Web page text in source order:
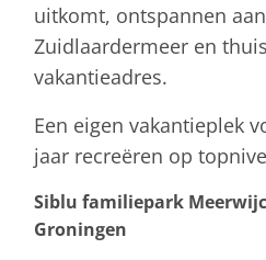
uitkomt, ontspannen
Zuidlaardermeer en
vakantieadres.
Een eigen vakantieplek
jaar recreëren op
Siblu familiepark
Groningen